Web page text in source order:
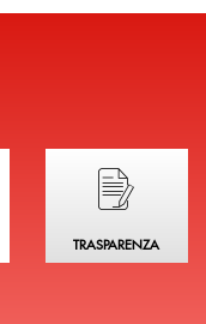
immediata?
Hai bisogno di
TRASPARENZA